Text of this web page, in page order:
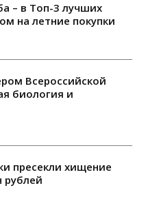
– в Топ-3 лучших
на летние покупки
Всероссийской
биология и
пресекли хищение
рублей